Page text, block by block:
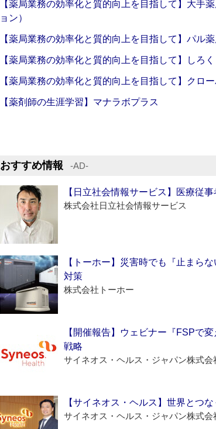
【薬局業務の効率化と質的向上を目指して】大手
ョン）
【薬局業務の効率化と質的向上を目指して】パル
【薬局業務の効率化と質的向上を目指して】しろ
【薬局業務の効率化と質的向上を目指して】クロ
【薬剤師の生涯学習】マナラボプラス
おすすめ情報 ‐AD‐
【日立社会情報サービス】医療従
株式会社日立社会情報サービス
【トーホー】災害時でも『止まら
対策
株式会社トーホー
【開催報告】ウェビナー『FSPで
戦略
サイネオス・ヘルス・ジャパン株式会
【サイネオス・ヘルス】世界とつ
サイネオス・ヘルス・ジャパン株式会